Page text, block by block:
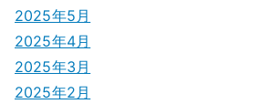
2025年5月
2025年4月
2025年3月
2025年2月